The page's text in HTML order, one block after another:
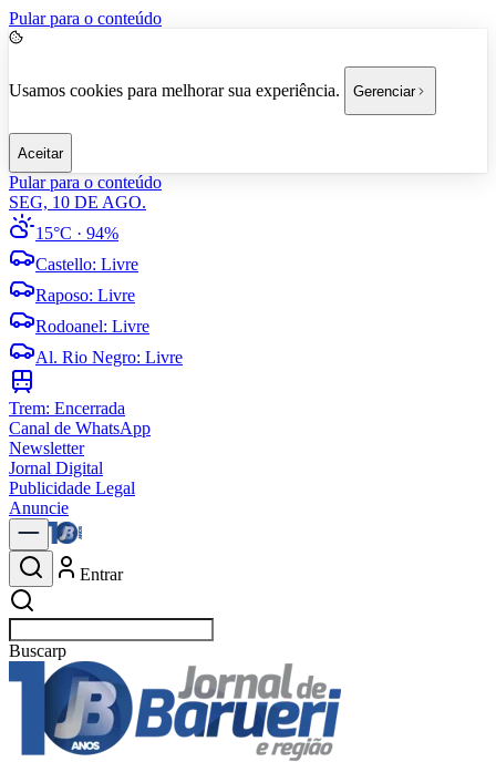
Pular para o conteúdo
Usamos cookies para melhorar sua experiência. Gerenciar
Aceitar
Pular para o conteúdo
SEG, 10 DE AGO.
15°C · 94%
Castello: Livre
Raposo: Livre
Rodoanel: Livre
Al. Rio Negro: Livre
Trem: Encerrada
Canal de WhatsApp
Newsletter
Jornal Digital
Publicidade Legal
Anuncie
Entrar
Buscarp